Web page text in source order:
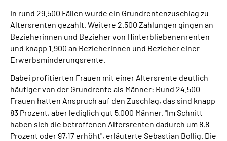
Mein Kundenportal
In rund 29.500 Fällen wurde ein Grundrentenzuschlag zu
Altersrenten gezahlt. Weitere 2.500 Zahlungen gingen an
Bezieherinnen und Bezieher von Hinterbliebenenrenten
und knapp 1.900 an Bezieherinnen und Bezieher einer
Erwerbsminderungsrente.
Dabei profitierten Frauen mit einer Altersrente deutlich
häufiger von der Grundrente als Männer: Rund 24.500
Frauen hatten Anspruch auf den Zuschlag, das sind knapp
83 Prozent, aber lediglich gut 5.000 Männer. "Im Schnitt
haben sich die betroffenen Altersrenten dadurch um 8,8
Prozent oder 97,17 erhöht", erläuterte Sebastian Bollig. Die